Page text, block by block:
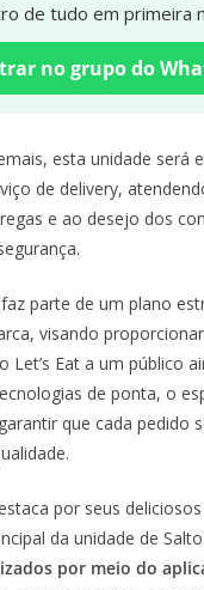
de tudo em primeira
no grupo do
esta unidade será
de delivery,
e ao desejo dos
parte de um plano
visando
Let’s Eat a um público
de ponta, o
que cada pedido
por seus
da unidade de Salto.
por meio do